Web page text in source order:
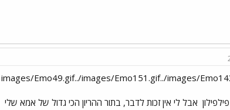
אבל לי אין זכות לדבר, בתור ההריון הכי גדול של אמא שלי